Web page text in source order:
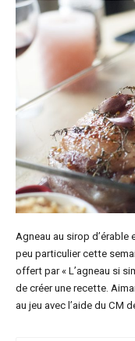
Agneau au sirop d’érable
peu particulier cette
offert par « L’agneau si
de créer une recette.
au jeu avec l’aide du CM